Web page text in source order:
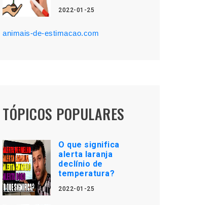
2022-01-25
animais-de-estimacao.com
TÓPICOS POPULARES
O que significa
alerta laranja
declínio de
temperatura?
2022-01-25